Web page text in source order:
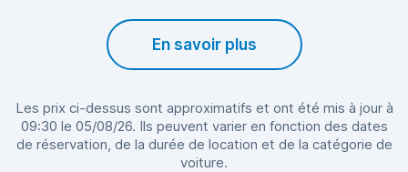
En savoir plus
Les prix ci-dessus sont approximatifs et ont été mis à jour à
09:30 le 05/08/26. Ils peuvent varier en fonction des dates
de réservation, de la durée de location et de la catégorie de
voiture.